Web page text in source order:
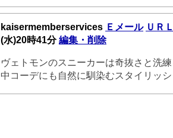
kaisermemberservices Ｅメール ＵＲ
(水)20時41分編集・削除
ヴェトモンのスニーカーは奇抜さと洗
中コーデにも自然に馴染むスタイリッ